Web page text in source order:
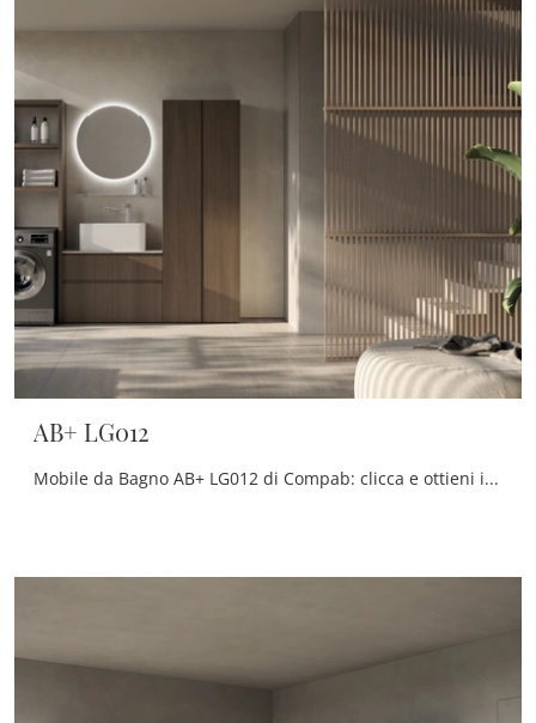
AB+ LG012
Mobile da Bagno AB+ LG012 di Compab: clicca e ottieni informazioni su mobili bagno per lavanderia in melaminico e accessori della marca.